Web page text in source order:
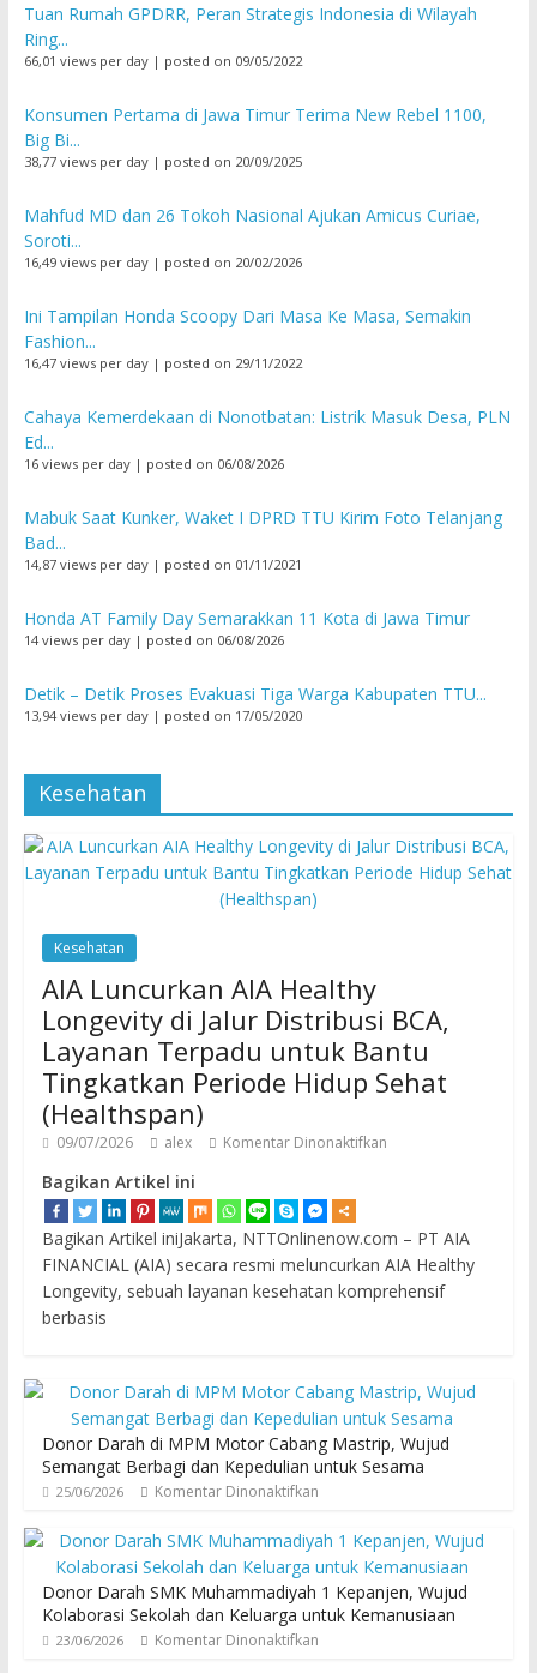
Tuan Rumah GPDRR, Peran Strategis Indonesia di Wilayah
Ring...
66,01 views per day| posted on 09/05/2022
Konsumen Pertama di Jawa Timur Terima New Rebel 1100,
Big Bi...
38,77 views per day| posted on 20/09/2025
Mahfud MD dan 26 Tokoh Nasional Ajukan Amicus Curiae,
Soroti...
16,49 views per day| posted on 20/02/2026
Ini Tampilan Honda Scoopy Dari Masa Ke Masa, Semakin
Fashion...
16,47 views per day| posted on 29/11/2022
Cahaya Kemerdekaan di Nonotbatan: Listrik Masuk Desa, PLN
Ed...
16 views per day| posted on 06/08/2026
Mabuk Saat Kunker, Waket I DPRD TTU Kirim Foto Telanjang
Bad...
14,87 views per day| posted on 01/11/2021
Honda AT Family Day Semarakkan 11 Kota di Jawa Timur
14 views per day| posted on 06/08/2026
Detik – Detik Proses Evakuasi Tiga Warga Kabupaten TTU...
13,94 views per day| posted on 17/05/2020
Kesehatan
Kesehatan
AIA Luncurkan AIA Healthy
Longevity di Jalur Distribusi BCA,
Layanan Terpadu untuk Bantu
Tingkatkan Periode Hidup Sehat
(Healthspan)
09/07/2026 alex Komentar Dinonaktifkan
Bagikan Artikel ini
Bagikan Artikel iniJakarta, NTTOnlinenow.com – PT AIA
FINANCIAL (AIA) secara resmi meluncurkan AIA Healthy
Longevity, sebuah layanan kesehatan komprehensif
berbasis
Donor Darah di MPM Motor Cabang Mastrip, Wujud
Semangat Berbagi dan Kepedulian untuk Sesama
25/06/2026 Komentar Dinonaktifkan
Donor Darah SMK Muhammadiyah 1 Kepanjen, Wujud
Kolaborasi Sekolah dan Keluarga untuk Kemanusiaan
23/06/2026 Komentar Dinonaktifkan